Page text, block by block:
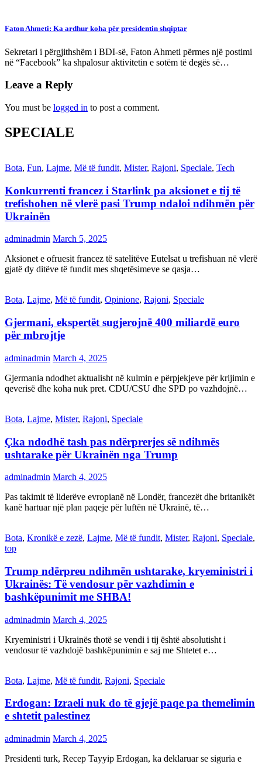
Faton Ahmeti: Ka ardhur koha për presidentin shqiptar
Sekretari i përgjithshëm i BDI-së, Faton Ahmeti përmes një postimi
në “Facebook” ka shpalosur aktivitetin e sotëm të degës së…
Leave a Reply
You must be logged in to post a comment.
SPECIALE
Bota, Fun, Lajme, Më të fundit, Mister, Rajoni, Speciale, Tech
Konkurrenti francez i Starlink pa aksionet e tij të
trefishohen në vlerë pasi Trump ndaloi ndihmën për
Ukrainën
adminadmin March 5, 2025
Aksionet e ofruesit francez të satelitëve Eutelsat u trefishuan në vlerë
gjatë dy ditëve të fundit mes shqetësimeve se qasja…
Bota, Lajme, Më të fundit, Opinione, Rajoni, Speciale
Gjermani, ekspertët sugjerojnë 400 miliardë euro
për mbrojtje
adminadmin March 4, 2025
Gjermania ndodhet aktualisht në kulmin e përpjekjeve për krijimin e
qeverisë dhe koha nuk pret. CDU/CSU dhe SPD po vazhdojnë…
Bota, Lajme, Mister, Rajoni, Speciale
Çka ndodhë tash pas ndërprerjes së ndihmës
ushtarake për Ukrainën nga Trump
adminadmin March 4, 2025
Pas takimit të liderëve evropianë në Londër, francezët dhe britanikët
kanë hartuar një plan paqeje për luftën në Ukrainë, të…
Bota, Kronikë e zezë, Lajme, Më të fundit, Mister, Rajoni, Speciale,
top
Trump ndërpreu ndihmën ushtarake, kryeministri i
Ukrainës: Të vendosur për vazhdimin e
bashkëpunimit me SHBA!
adminadmin March 4, 2025
Kryeministri i Ukrainës thotë se vendi i tij është absolutisht i
vendosur të vazhdojë bashkëpunimin e saj me Shtetet e…
Bota, Lajme, Më të fundit, Rajoni, Speciale
Erdogan: Izraeli nuk do të gjejë paqe pa themelimin
e shtetit palestinez
adminadmin March 4, 2025
Presidenti turk, Recep Tayyip Erdogan, ka deklaruar se siguria e